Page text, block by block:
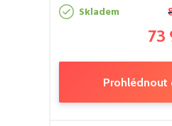
Skladem
73
Prohlédnout